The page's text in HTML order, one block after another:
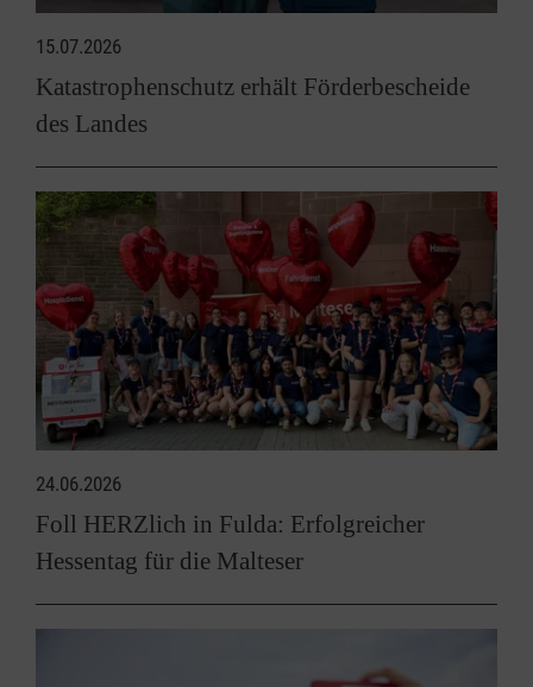
15.07.2026
Katastrophenschutz erhält Förderbescheide
des Landes
24.06.2026
Foll HERZlich in Fulda: Erfolgreicher
Hessentag für die Malteser